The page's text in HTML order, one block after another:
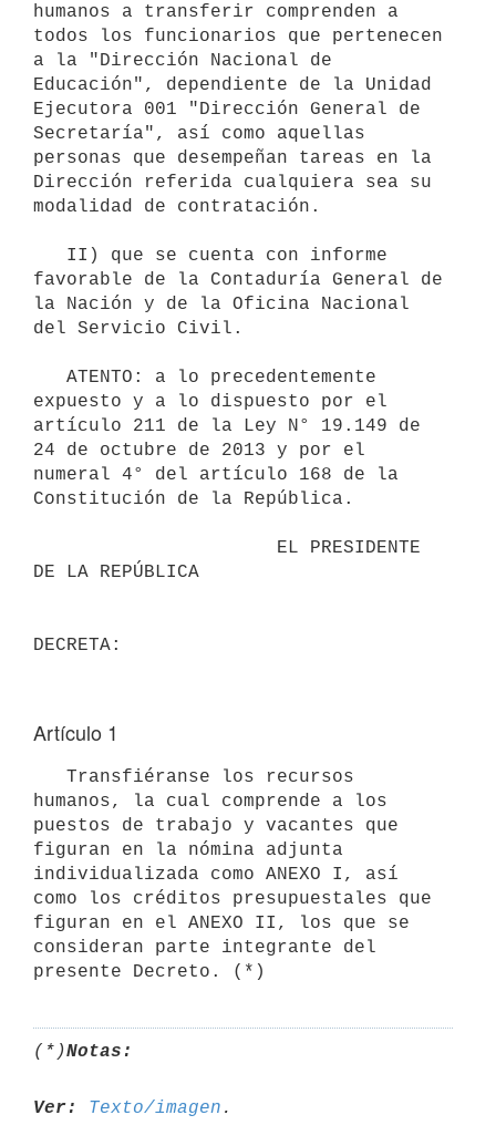
humanos a transferir comprenden a
todos los funcionarios que pertenecen
a la "Dirección Nacional de
Educación", dependiente de la Unidad
Ejecutora 001 "Dirección General de
Secretaría", así como aquellas
personas que desempeñan tareas en la
Dirección referida cualquiera sea su
modalidad de contratación.
favorable de la Contaduría General de
la Nación y de la Oficina Nacional
del Servicio Civil.
expuesto y a lo dispuesto por el
artículo 211 de la Ley N° 19.149 de
24 de octubre de 2013 y por el
numeral 4° del artículo 168 de la
Constitución de la República.
DE LA REPÚBLICA
Artículo 1
humanos, la cual comprende a los
puestos de trabajo y vacantes que
figuran en la nómina adjunta
individualizada como ANEXO I, así
como los créditos presupuestales que
figuran en el ANEXO II, los que se
consideran parte integrante del
(*)Notas:
Ver: Texto/imagen